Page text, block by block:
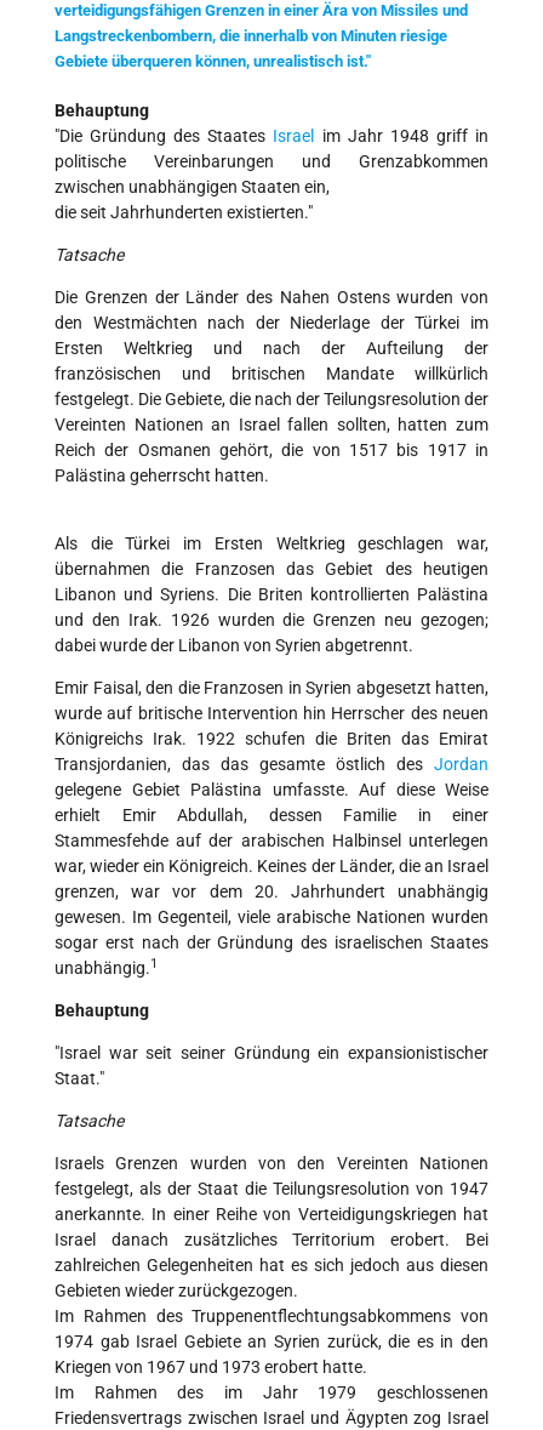
verteidigungsfähigen Grenzen in einer Ära von Missiles und
Langstreckenbombern, die innerhalb von Minuten riesige
Gebiete überqueren können, unrealistisch ist."
Behauptung
"Die Gründung des Staates Israel
im Jahr 1948 griff in
politische Vereinbarungen und Grenzabkommen
zwischen unabhängigen Staaten ein,
die seit Jahrhunderten existierten."
Tatsache
Die Grenzen der Länder des Nahen Ostens wurden von
den Westmächten nach der Niederlage der Türkei im
Ersten Weltkrieg und nach der Aufteilung der
französischen und britischen Mandate willkürlich
festgelegt. Die Gebiete, die nach der Teilungsresolution der
Vereinten Nationen an Israel fallen sollten, hatten zum
Reich der Osmanen gehört, die von 1517 bis 1917 in
Palästina geherrscht hatten.
Als die Türkei im Ersten Weltkrieg geschlagen war,
übernahmen die Franzosen das Gebiet des heutigen
Libanon und Syriens. Die Briten kontrollierten Palästina
und den Irak. 1926 wurden die Grenzen neu gezogen;
dabei wurde der Libanon von Syrien abgetrennt.
Emir Faisal, den die Franzosen in Syrien abgesetzt hatten,
wurde auf britische Intervention hin Herrscher des neuen
Königreichs Irak. 1922 schufen die Briten das Emirat
Transjordanien, das das gesamte östlich des Jordan
gelegene Gebiet Palästina umfasste. Auf diese Weise
erhielt Emir Abdullah, dessen Familie in einer
Stammesfehde auf der arabischen Halbinsel unterlegen
war, wieder ein Königreich. Keines der Länder, die an Israel
grenzen, war vor dem 20. Jahrhundert unabhängig
gewesen. Im Gegenteil, viele arabische Nationen wurden
sogar erst nach der Gründung des israelischen Staates
unabhängig.1
Behauptung
"Israel war seit seiner Gründung ein expansionistischer
Staat."
Tatsache
Israels Grenzen wurden von den Vereinten Nationen
festgelegt, als der Staat die Teilungsresolution von 1947
anerkannte. In einer Reihe von Verteidigungskriegen hat
Israel danach zusätzliches Territorium erobert. Bei
zahlreichen Gelegenheiten hat es sich jedoch aus diesen
Gebieten wieder zurückgezogen.
Im Rahmen des Truppenentflechtungsabkommens von
1974 gab Israel Gebiete an Syrien zurück, die es in den
Kriegen von 1967 und 1973 erobert hatte.
Im Rahmen des im Jahr 1979 geschlossenen
Friedensvertrags zwischen Israel und Ägypten zog Israel